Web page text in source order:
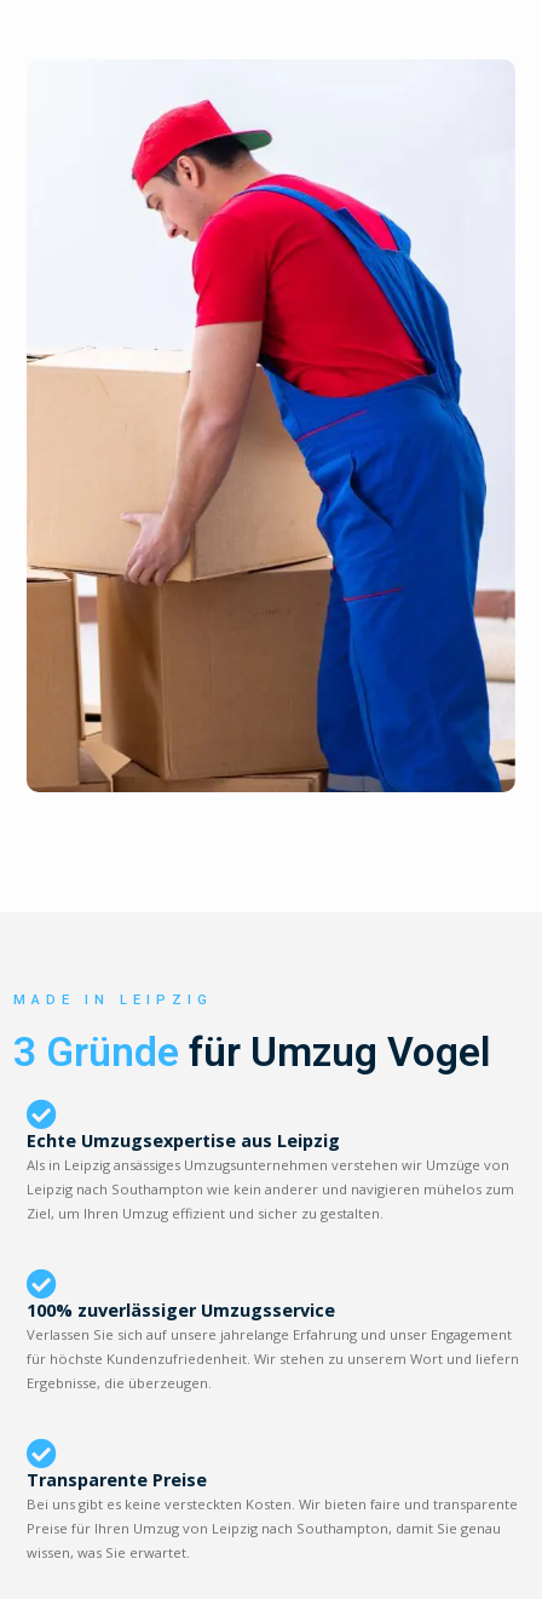
MADE IN LEIPZIG
3 Gründe für Umzug Vogel
Echte Umzugsexpertise aus Leipzig
Als in Leipzig ansässiges Umzugsunternehmen verstehen wir Umzüge von
Leipzig nach Southampton wie kein anderer und navigieren mühelos zum
Ziel, um Ihren Umzug effizient und sicher zu gestalten.
100% zuverlässiger Umzugsservice
Verlassen Sie sich auf unsere jahrelange Erfahrung und unser Engagement
für höchste Kundenzufriedenheit. Wir stehen zu unserem Wort und liefern
Ergebnisse, die überzeugen.
Transparente Preise
Bei uns gibt es keine versteckten Kosten. Wir bieten faire und transparente
Preise für Ihren Umzug von Leipzig nach Southampton, damit Sie genau
wissen, was Sie erwartet.